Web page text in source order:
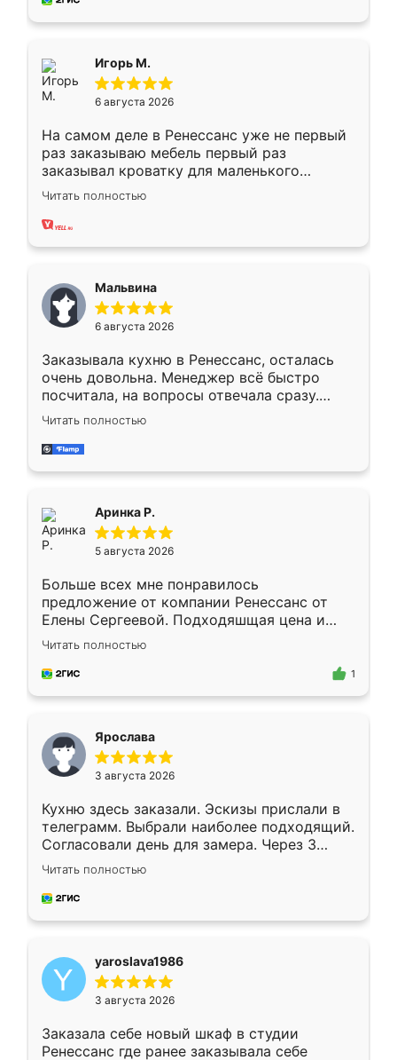
Игорь М.
6 августа 2026
На самом деле в Ренессанс уже не первый
раз заказываю мебель первый раз
заказывал кроватку для маленького
ребёнка при его рождении ,во второй раз
заказал шкаф-купе. По качеству очень
хорошее сборка достаточно быстрая,
меньше, здесь же он более разнообразный.
Мне нравится ,если что-то потребуется из
мебели буду заказывать только здесь.
Читать полностью
Мальвина
6 августа 2026
Заказывала кухню в Ренессанс, осталась
очень довольна. Менеджер всё быстро
посчитала, на вопросы отвечала сразу.
Замерщик приехал в субботу, подошёл к
делу со всей ответственностью. Собрали
за день, ребята работали аккуратно, даже
Читать полностью
Аринка Р.
5 августа 2026
Больше всех мне понравилось
предложение от компании Ренессанс от
Елены Сергеевой. Подходяшщая цена и
короткие сроки изготовления. Приехавший
для замера сотрудник Владислав
предложил по моему эскизу самый
Читать полностью
1
Ярослава
3 августа 2026
Кухню здесь заказали. Эскизы прислали в
телеграмм. Выбрали наиболее подходящий.
Согласовали день для замера. Через 3
недели кухня была уже готова. Остались
довольны работой. Спасибо Ренессанс
мебель за качественную работу!
Читать полностью
yaroslava1986
3 августа 2026
Заказала себе новый шкаф в студии
Ренессанс где ранее заказывала себе